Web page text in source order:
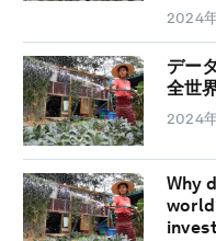
2024
デー
全世
2024
Why